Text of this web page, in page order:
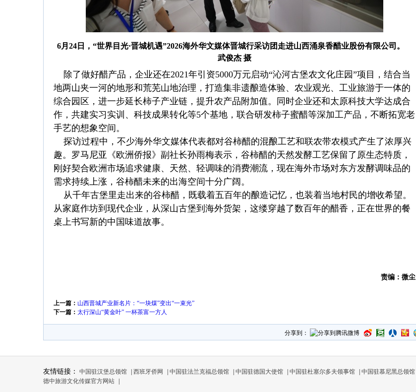
6月24日，“世界目光·晋城机遇”2026海外华文媒体晋城行采访团走进山西涌泉香醋业股份有限公司。
武俊杰 摄
除了做好醋产品，企业还在2021年引资5000万元启动“沁河古堡农文化庄园”项目，结合当
地两山夹一河的地形和荒芜山地治理，打造集非遗酿造体验、农业观光、工业旅游于一体的
综合园区，进一步延长柿子产业链，提升农产品附加值。同时企业还和太原科技大学达成合
作，共建实习实训、科技成果转化等5个基地，联合研发柿子蜜醋等深加工产品，不断拓宽老
手艺的想象空间。
探访过程中，不少海外华文媒体代表都对谷柿醋的混酿工艺和联农带农模式产生了浓厚兴
趣。罗马尼亚《欧洲侨报》副社长孙雨梅表示，谷柿醋的天然发酵工艺保留了原生态特质，
刚好契合欧洲市场追求健康、天然、轻调味的消费潮流，现在海外市场对东方发酵调味品的
需求持续上涨，谷柿醋未来的出海空间十分广阔。
从千年古堡里走出来的谷柿醋，既载着五百年的酿造记忆，也装着当地村民的增收希望。
从家庭作坊到现代企业，从深山古堡到海外货架，这缕穿越了数百年的醋香，正在世界的餐
桌上书写新的中国味道故事。
责编：微尘
上一篇： 山西晋城产业新名片：“一块煤”变出“一束光”
下一篇： 太行深山“黄金叶” 一杯茶富一方人
分享到：
友情链接： 中国驻汉堡总领馆 西班牙侨网 中国驻法兰克福总领馆 中国驻德国大使馆 中国驻杜塞尔多夫领事馆 中国驻慕尼黑总领馆
德中旅游文化传媒官方网站